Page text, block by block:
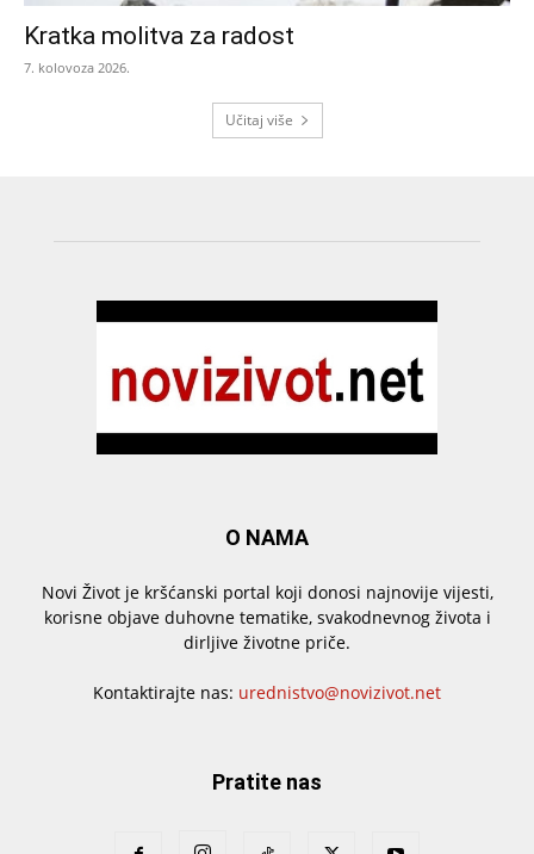
Kratka molitva za radost
7. kolovoza 2026.
Učitaj više
O NAMA
Novi Život je kršćanski portal koji donosi najnovije vijesti,
korisne objave duhovne tematike, svakodnevnog života i
dirljive životne priče.
Kontaktirajte nas: urednistvo@novizivot.net
Pratite nas